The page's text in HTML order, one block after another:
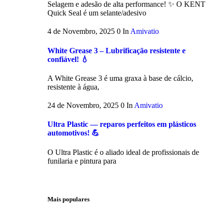
Selagem e adesão de alta performance! ✨ O KENT
Quick Seal é um selante/adesivo
4 de Novembro, 2025 0 InAmivatio
White Grease 3 – Lubrificação resistente e
confiável! 💧
A White Grease 3 é uma graxa à base de cálcio,
resistente à água,
24 de Novembro, 2025 0 In Amivatio
Ultra Plastic — reparos perfeitos em plásticos
automotivos! 💪
O Ultra Plastic é o aliado ideal de profissionais de
funilaria e pintura para
Mais populares